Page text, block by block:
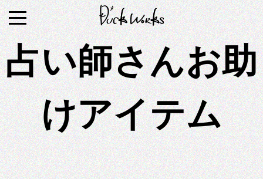
S
k
i
p
t
o
c
o
n
t
e
占い師さんお助
けアイテム